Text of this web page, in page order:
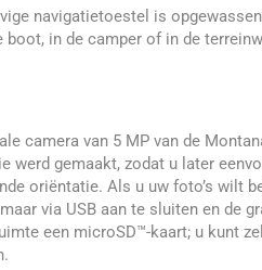
navigatietoestel is
in de camper of in de
camera van 5 MP van de
werd gemaakt, zodat u later
oriëntatie. Als u uw foto’s wilt
via USB aan te sluiten en de
een microSD™-kaart; u kunt